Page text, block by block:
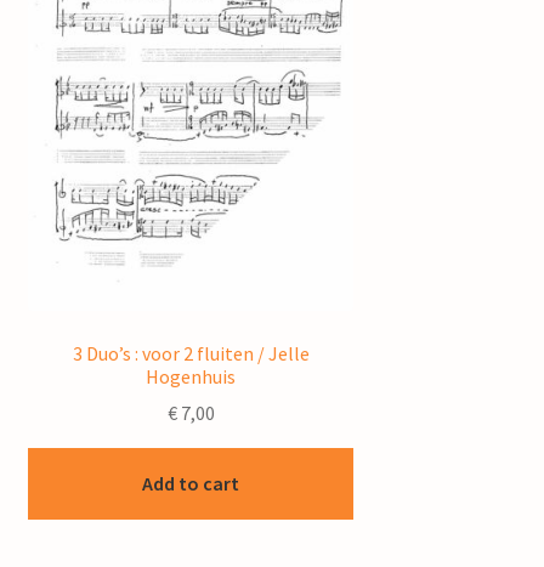
3 Duo’s : voor 2 fluiten / Jelle
Hogenhuis
€7,00
Add to cart